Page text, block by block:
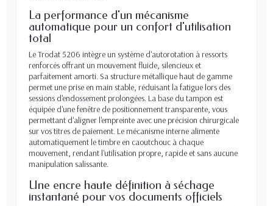
La performance d'un mécanisme
automatique pour un confort d'utilisation
total
Le Trodat 5206 intègre un système d'autorotation à ressorts
renforcés offrant un mouvement fluide, silencieux et
parfaitement amorti. Sa structure métallique haut de gamme
permet une prise en main stable, réduisant la fatigue lors des
sessions d'endossement prolongées. La base du tampon est
équipée d'une fenêtre de positionnement transparente, vous
permettant d'aligner l'empreinte avec une précision chirurgicale
sur vos titres de paiement. Le mécanisme interne alimente
automatiquement le timbre en caoutchouc à chaque
mouvement, rendant l'utilisation propre, rapide et sans aucune
manipulation salissante.
Une encre haute définition à séchage
instantané pour vos documents officiels